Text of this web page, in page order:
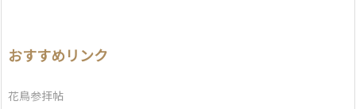
おすすめリンク
花鳥参拝帖